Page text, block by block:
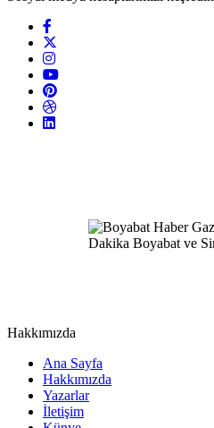
Hakkımızda
Ana Sayfa
Hakkımızda
Yazarlar
İletişim